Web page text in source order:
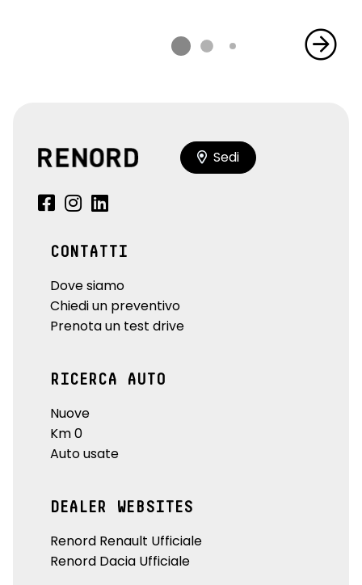
Sedi
CONTATTI
Dove siamo
Chiedi un preventivo
Prenota un test drive
RICERCA AUTO
Nuove
Km 0
Auto usate
DEALER WEBSITES
Renord Renault Ufficiale
Renord Dacia Ufficiale